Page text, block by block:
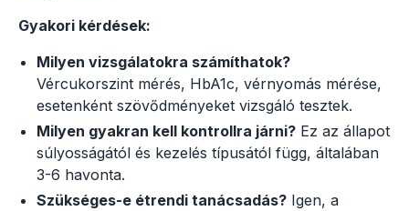
Gyakori kérdések:
Milyen vizsgálatokra számíthatok?
Vércukorszint mérés, HbA1c, vérnyomás mérése,
esetenként szövődményeket vizsgáló tesztek.
Milyen gyakran kell kontrollra járni? Ez az állapot
súlyosságától és kezelés típusától függ, általában
3-6 havonta.
Szükséges-e étrendi tanácsadás? Igen, a